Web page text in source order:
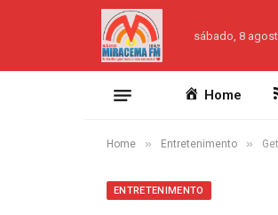
sábado, 8
Home
Home » Entretenimento »
ENTRETENIMENTO